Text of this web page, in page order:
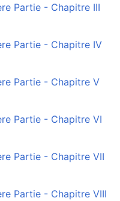
Partie - Chapitre III
Partie - Chapitre IV
Partie - Chapitre V
Partie - Chapitre VI
Partie - Chapitre VII
Partie - Chapitre VIII